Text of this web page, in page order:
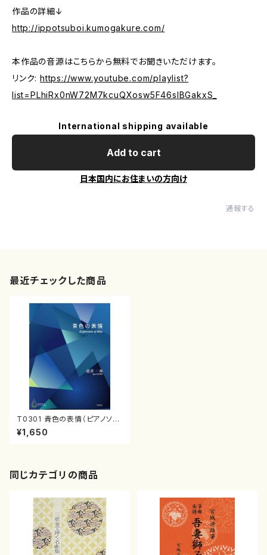
作品の詳細↓
http://ippotsuboi.kumogakure.com/
本作品の音源はこちらから無料でお聞きいただけます。
リンク: https://www.youtube.com/playlist?
list=PLhiRx0nW72M7kcuQXosw5F46sIBGakxS_
International shipping available
Add to cart
日本国内にお住まいの方向け
通報する
最近チェックした商品
T0301 青色の表情（ピアノソ
ロ/壺井一歩/楽譜）
¥1,650
同じカテゴリの商品